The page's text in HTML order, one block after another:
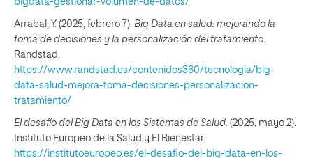
Arrabal, Y. (2025, febrero 7). Big Data en salud: mejorando la
toma de decisiones y la personalización del tratamiento
Randstad.
https://www.randstad.es/contenidos360/tecnologia/big-
data-salud-mejora-toma-decisiones-personalizacion-
tratamiento/
El desafío del Big Data en los Sistemas de Salud . (2025, mayo 2).
Instituto Europeo de la Salud y El Bienestar.
https://institutoeuropeo.es/el-desafio-del-big-data-en-los-